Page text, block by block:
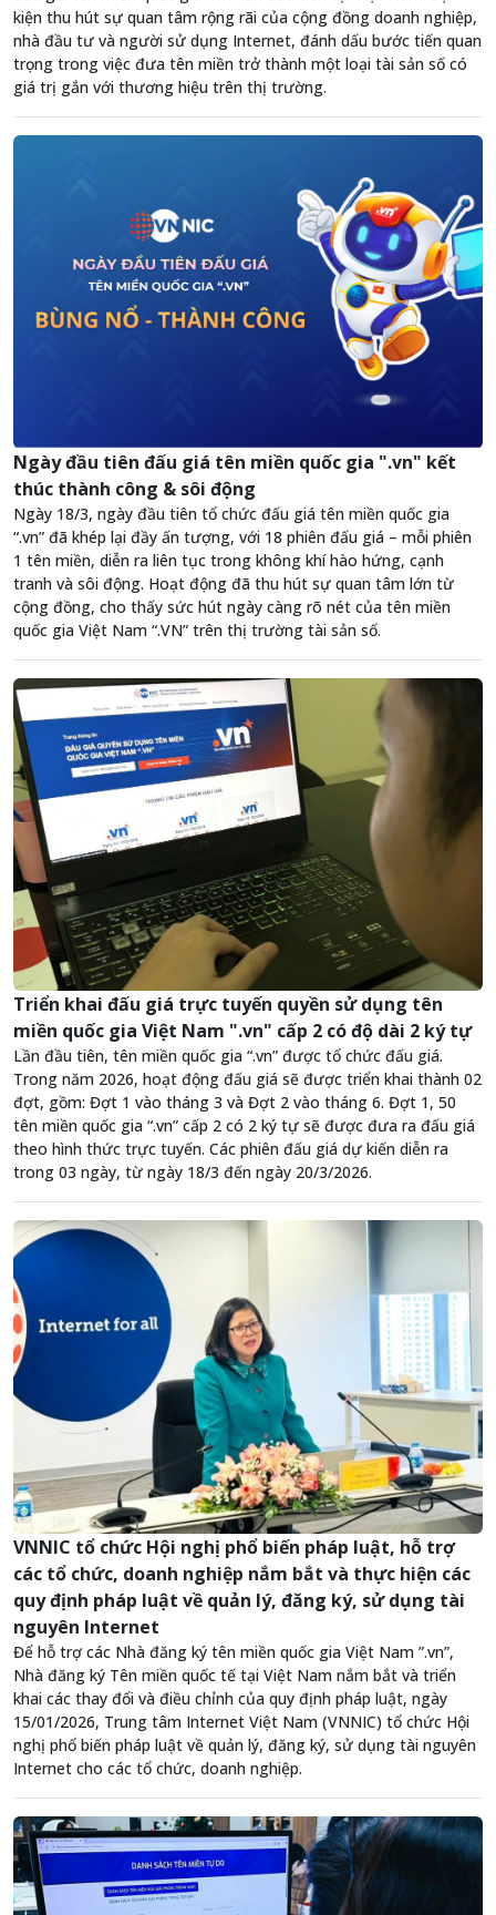
kiện thu hút sự quan tâm rộng rãi của cộng đồng doanh nghiệp,
nhà đầu tư và người sử dụng Internet, đánh dấu bước tiến quan
trọng trong việc đưa tên miền trở thành một loại tài sản số có
giá trị gắn với thương hiệu trên thị trường.
Ngày đầu tiên đấu giá tên miền quốc gia ".vn" kết
thúc thành công & sôi động
Ngày 18/3, ngày đầu tiên tổ chức đấu giá tên miền quốc gia
“.vn” đã khép lại đầy ấn tượng, với 18 phiên đấu giá – mỗi phiên
1 tên miền, diễn ra liên tục trong không khí hào hứng, cạnh
tranh và sôi động. Hoạt động đã thu hút sự quan tâm lớn từ
cộng đồng, cho thấy sức hút ngày càng rõ nét của tên miền
quốc gia Việt Nam “.VN” trên thị trường tài sản số.
Triển khai đấu giá trực tuyến quyền sử dụng tên
miền quốc gia Việt Nam ".vn" cấp 2 có độ dài 2 ký tự
Lần đầu tiên, tên miền quốc gia “.vn” được tổ chức đấu giá.
Trong năm 2026, hoạt động đấu giá sẽ được triển khai thành 02
đợt, gồm: Đợt 1 vào tháng 3 và Đợt 2 vào tháng 6. Đợt 1, 50
tên miền quốc gia “.vn” cấp 2 có 2 ký tự sẽ được đưa ra đấu giá
theo hình thức trực tuyến. Các phiên đấu giá dự kiến diễn ra
trong 03 ngày, từ ngày 18/3 đến ngày 20/3/2026.
VNNIC tổ chức Hội nghị phổ biến pháp luật, hỗ trợ
các tổ chức, doanh nghiệp nắm bắt và thực hiện các
quy định pháp luật về quản lý, đăng ký, sử dụng tài
nguyên Internet
Để hỗ trợ các Nhà đăng ký tên miền quốc gia Việt Nam ”.vn”,
Nhà đăng ký Tên miền quốc tế tại Việt Nam nắm bắt và triển
khai các thay đổi và điều chỉnh của quy định pháp luật, ngày
15/01/2026, Trung tâm Internet Việt Nam (VNNIC) tổ chức Hội
nghị phổ biến pháp luật về quản lý, đăng ký, sử dụng tài nguyên
Internet cho các tổ chức, doanh nghiệp.